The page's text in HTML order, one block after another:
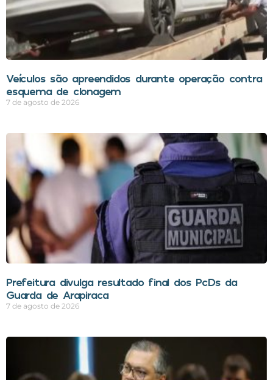
Veículos são apreendidos durante operação contra
esquema de clonagem
7 de agosto de 2026
Prefeitura divulga resultado final dos PcDs da
Guarda de Arapiraca
7 de agosto de 2026